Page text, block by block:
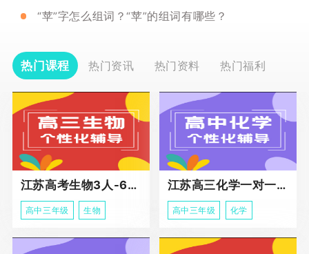
“苹”字怎么组词？“苹”的组词有哪些？
热门课程 热门资讯 热门资料 热门福利
江苏高考生物3人-6人小班助力课程
高中三年级 生物
江苏高三化学一对一个性化冲刺辅导
高中三年级 化学